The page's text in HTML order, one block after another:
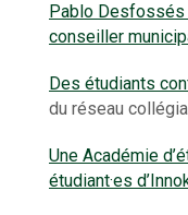
Pablo Desfossés
conseiller
Des étudiants
du réseau
Une Académie
étudiant·es